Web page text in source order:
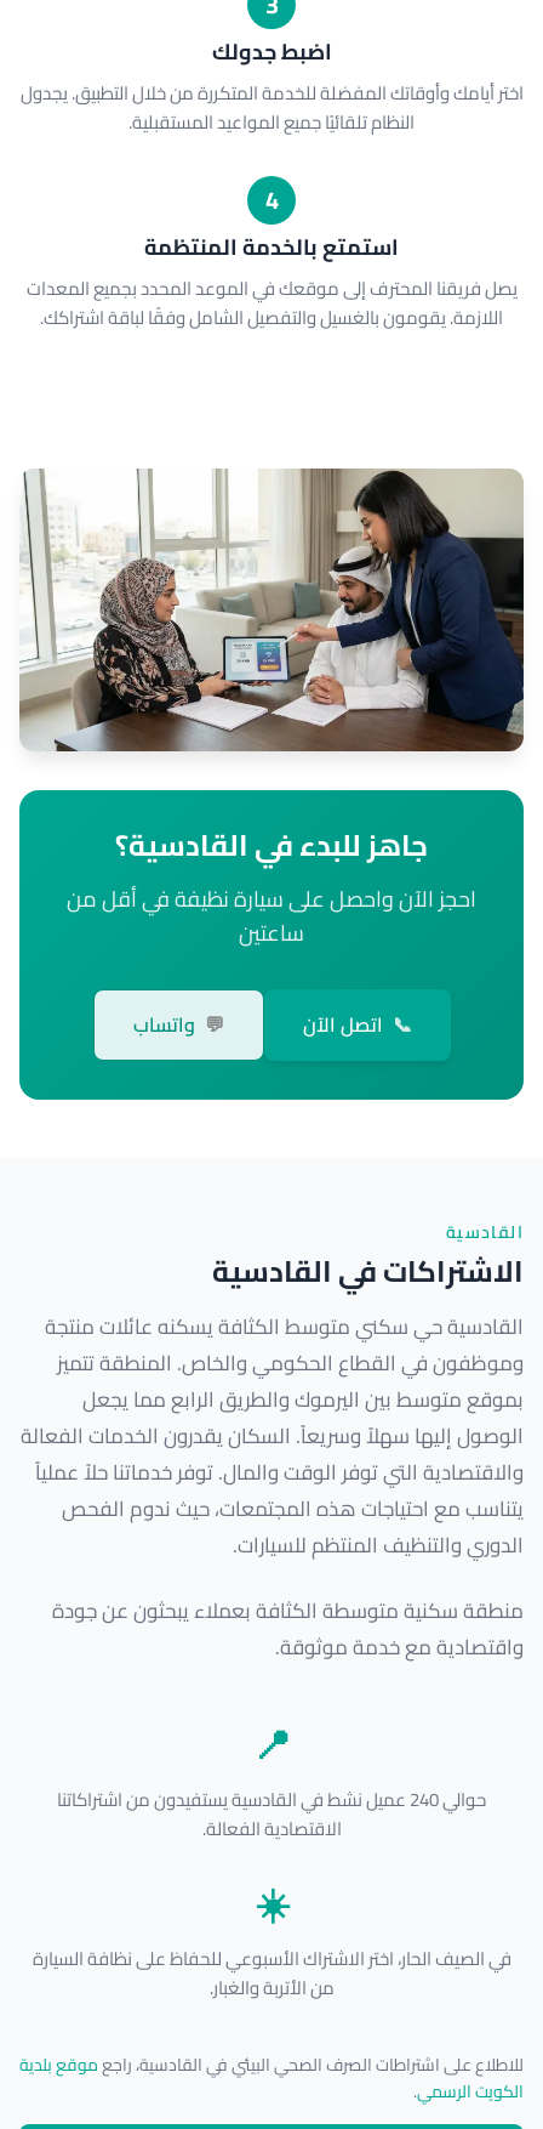
اضبط جدولك
اختر أيامك وأوقاتك المفضلة للخدمة المتكررة من خلال التطبيق. يجدول
النظام تلقائيًا جميع المواعيد المستقبلية.
4
استمتع بالخدمة المنتظمة
يصل فريقنا المحترف إلى موقعك في الموعد المحدد بجميع المعدات
اللازمة. يقومون بالغسيل والتفصيل الشامل وفقًا لباقة اشتراكك.
جاهز للبدء في القادسية؟
احجز الآن واحصل على سيارة نظيفة في أقل من
ساعتين
📞 اتصل الآن 💬 واتساب
القادسية
الاشتراكات في القادسية
القادسية حي سكني متوسط الكثافة يسكنه عائلات منتجة
وموظفون في القطاع الحكومي والخاص. المنطقة تتميز
بموقع متوسط بين اليرموك والطريق الرابع مما يجعل
الوصول إليها سهلاً وسريعاً. السكان يقدرون الخدمات الفعالة
والاقتصادية التي توفر الوقت والمال. توفر خدماتنا حلاً عملياً
يتناسب مع احتياجات هذه المجتمعات، حيث ندوم الفحص
الدوري والتنظيف المنتظم للسيارات.
منطقة سكنية متوسطة الكثافة بعملاء يبحثون عن جودة
واقتصادية مع خدمة موثوقة.
📍
حوالي 240 عميل نشط في القادسية يستفيدون من اشتراكاتنا
الاقتصادية الفعالة.
☀️
في الصيف الحار، اختر الاشتراك الأسبوعي للحفاظ على نظافة السيارة
من الأتربة والغبار.
للاطلاع على اشتراطات الصرف الصحي البيئي في القادسية، راجعموقع بلدية
الكويت الرسمي.